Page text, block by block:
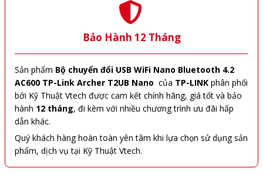
Bảo Hành 12 Tháng
Sản phẩm Bộ chuyển đổi USB WiFi Nano Bluetooth 4.2
AC600 TP-Link Archer T2UB Nano của TP-LINK phân phối
bởi Kỹ Thuật Vtech được cam kết chính hãng, giá tốt và bảo
hành 12 tháng, đi kèm với nhiều chương trình ưu đãi hấp
dẫn khác.
Quý khách hàng hoàn toàn yên tâm khi lựa chọn sử dụng sản
phẩm, dịch vụ tại Kỹ Thuật Vtech.